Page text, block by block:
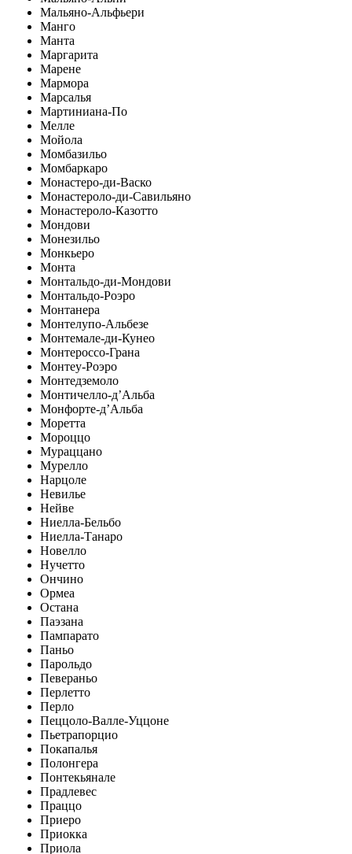
Мальяно-Альфьери
Манго
Манта
Маргарита
Марене
Мармора
Марсалья
Мартиниана-По
Мелле
Мойола
Момбазильо
Момбаркаро
Монастеро-ди-Васко
Монастероло-ди-Савильяно
Монастероло-Казотто
Мондови
Монезильо
Монкьеро
Монта
Монтальдо-ди-Мондови
Монтальдо-Роэро
Монтанера
Монтелупо-Альбезе
Монтемале-ди-Кунео
Монтероссо-Грана
Монтеу-Роэро
Монтедземоло
Монтичелло-д’Альба
Монфорте-д’Альба
Моретта
Мороццо
Мураццано
Мурелло
Нарцоле
Невилье
Нейве
Ниелла-Бельбо
Ниелла-Танаро
Новелло
Нучетто
Ончино
Ормеа
Остана
Паэзана
Пампарато
Паньо
Парольдо
Певераньо
Перлетто
Перло
Пеццоло-Валле-Уццоне
Пьетрапорцио
Покапалья
Полонгера
Понтекьянале
Прадлевес
Праццо
Приеро
Приокка
Приола